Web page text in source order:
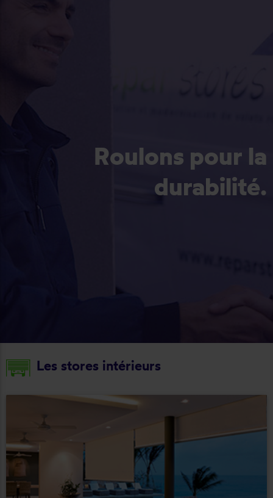
Roulons pour la
durabilité.
Les stores intérieurs